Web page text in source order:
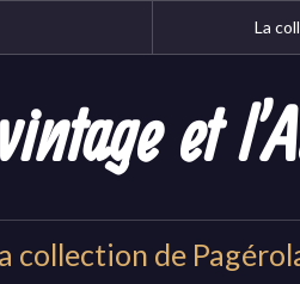
La
et
collection de